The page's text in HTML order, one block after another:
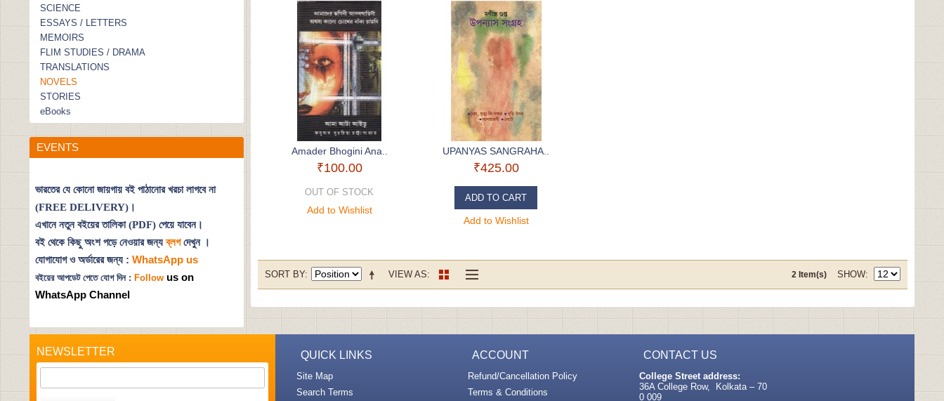
SCIENCE
ESSAYS / LETTERS
MEMOIRS
FLIM STUDIES / DRAMA
TRANSLATIONS
NOVELS
STORIES
eBooks
EVENTS
ভারতের যে কোনো জায়গায় বই পাঠানোর খরচা লাগবে না
(FREE DELIVERY)।
এখানে নতুন বইয়ের তালিকা (PDF) পেয়ে যাবেন।
বই থেকে কিছু অংশ পড়ে নেওয়ার জন্যব্লগদেখুন ।
যোগাযোগ ও অর্ডারের জন্য : WhatsApp us
বইয়ের আপডেট পেতে যোগ দিন : Follow us on
WhatsApp Channel
Amader Bhogini Ana..
₹100.00
OUT OF STOCK
Add to Wishlist
UPANYAS SANGRAHA..
₹425.00
ADD TO CART
Add to Wishlist
VIEW AS
SORT BY 2 Item(s) SHOW
NEWSLETTER QUICK LINKS
Site Map
Search Terms
ACCOUNT
Refund/Cancellation Policy
Terms & Conditions
CONTACT US
College Street address:
36A College Row, Kolkata – 70
0 009